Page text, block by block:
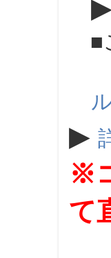
■
▶
※
て